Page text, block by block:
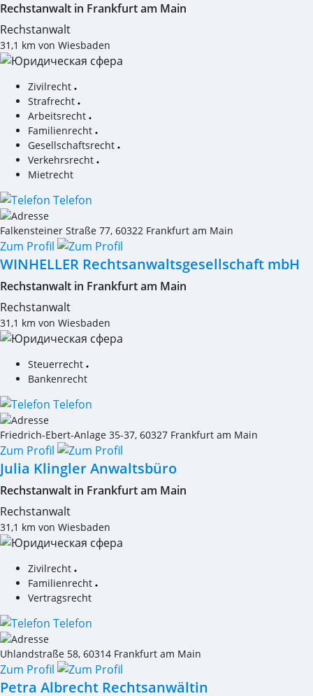
Rechstanwalt in Frankfurt am Main
Rechstanwalt
31,1 km von Wiesbaden
Zivilrecht
Strafrecht
Arbeitsrecht
Familienrecht
Gesellschaftsrecht
Verkehrsrecht
Mietrecht
Telefon
Falkensteiner Straße 77, 60322 Frankfurt am Main
Zum Profil
WINHELLER Rechtsanwaltsgesellschaft mbH
Rechstanwalt in Frankfurt am Main
Rechstanwalt
31,1 km von Wiesbaden
Steuerrecht
Bankenrecht
Telefon
Friedrich-Ebert-Anlage 35-37, 60327 Frankfurt am Main
Zum Profil
Julia Klingler Anwaltsbüro
Rechstanwalt in Frankfurt am Main
Rechstanwalt
31,1 km von Wiesbaden
Zivilrecht
Familienrecht
Vertragsrecht
Telefon
Uhlandstraße 58, 60314 Frankfurt am Main
Zum Profil
Petra Albrecht Rechtsanwältin